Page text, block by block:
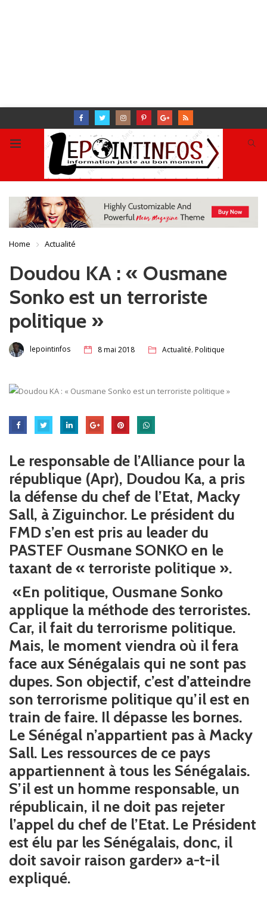
Home Actualité
Doudou KA : « Ousmane
Sonko est un terroriste
politique »
lepointinfos 8 mai 2018 Actualité,Politique
Le responsable de l’Alliance pour la
république (Apr), Doudou Ka, a pris
la défense du chef de l’Etat, Macky
Sall, à Ziguinchor. Le président du
FMD s’en est pris au leader du
PASTEF Ousmane SONKO en le
taxant de « terroriste politique ».
«En politique, Ousmane Sonko
applique la méthode des terroristes.
Car, il fait du terrorisme politique.
Mais, le moment viendra où il fera
face aux Sénégalais qui ne sont pas
dupes. Son objectif, c’est d’atteindre
son terrorisme politique qu’il est en
train de faire. Il dépasse les bornes.
Le Sénégal n’appartient pas à Macky
Sall. Les ressources de ce pays
appartiennent à tous les Sénégalais.
S’il est un homme responsable, un
républicain, il ne doit pas rejeter
l’appel du chef de l’Etat. Le Président
est élu par les Sénégalais, donc, il
doit savoir raison garder» a-t-il
expliqué.